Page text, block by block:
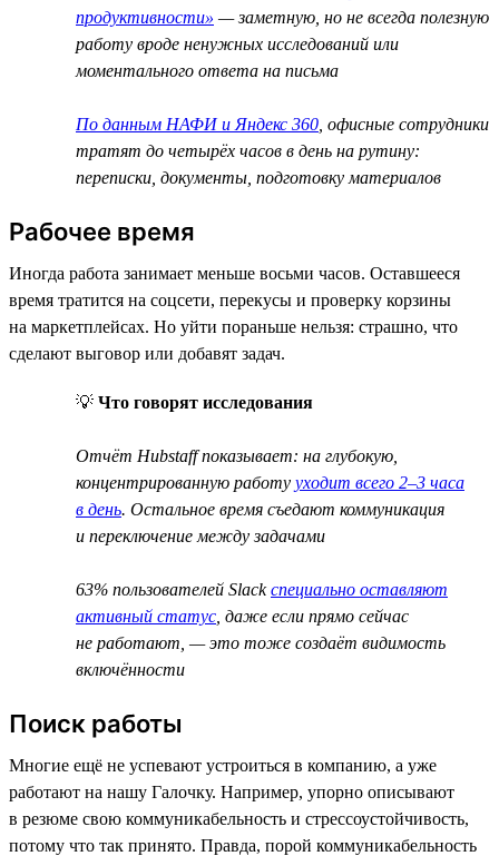
продуктивности» — заметную, но не всегда полезную
работу вроде ненужных исследований или
моментального ответа на письма
По данным НАФИ и Яндекс 360 , офисные сотрудники
тратят до четырёх часов в день на рутину:
переписки, документы, подготовку материалов
Рабочее время
Иногда работа занимает меньше восьми часов. Оставшееся
время тратится на соцсети, перекусы и проверку корзины
на маркетплейсах. Но уйти пораньше нельзя: страшно, что
сделают выговор или добавят задач.
💡 Что говорят исследования
Отчёт Hubstaff показывает: на глубокую,
концентрированную работу уходит всего 2–3 часа
в день. Остальное время съедают коммуникация
и переключение между задачами
63% пользователей Slackспециально оставляют
активный статус , даже если прямо сейчас
не работают, — это тоже создаёт видимость
включённости
Поиск работы
Многие ещё не успевают устроиться в компанию, а уже
работают на нашу Галочку. Например, упорно описывают
в резюме свою коммуникабельность и стрессоустойчивость,
потому что так принято. Правда, порой коммуникабельность